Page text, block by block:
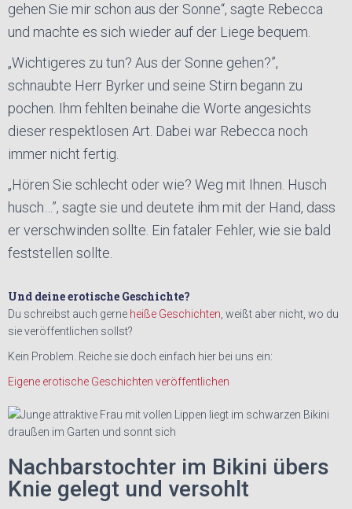
gehen Sie mir schon aus der Sonne“, sagte Rebecca
und machte es sich wieder auf der Liege bequem.
„Wichtigeres zu tun? Aus der Sonne gehen?”,
schnaubte Herr Byrker und seine Stirn begann zu
pochen. Ihm fehlten beinahe die Worte angesichts
dieser respektlosen Art. Dabei war Rebecca noch
immer nicht fertig.
„Hören Sie schlecht oder wie? Weg mit Ihnen. Husch
husch…”, sagte sie und deutete ihm mit der Hand, dass
er verschwinden sollte. Ein fataler Fehler, wie sie bald
feststellen sollte.
Und deine erotische Geschichte?
Du schreibst auch gerne heiße Geschichten, weißt aber nicht, wo du
sie veröffentlichen sollst?
Kein Problem. Reiche sie doch einfach hier bei uns ein:
Eigene erotische Geschichten veröffentlichen
Nachbarstochter im Bikini übers
Knie gelegt und versohlt